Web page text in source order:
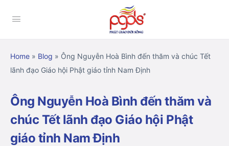
Home » Blog » Ông Nguyễn Hoà Bình đến thăm và chúc Tết
lãnh đạo Giáo hội Phật giáo tỉnh Nam Định
Ông Nguyễn Hoà Bình đến thăm và
chúc Tết lãnh đạo Giáo hội Phật
giáo tỉnh Nam Định